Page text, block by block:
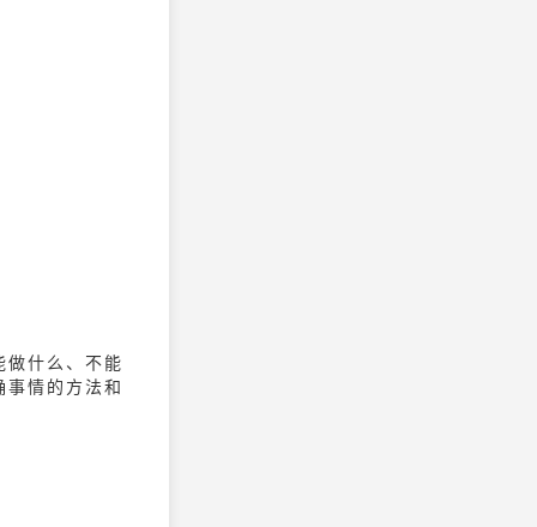
什么、不能
情的方法和